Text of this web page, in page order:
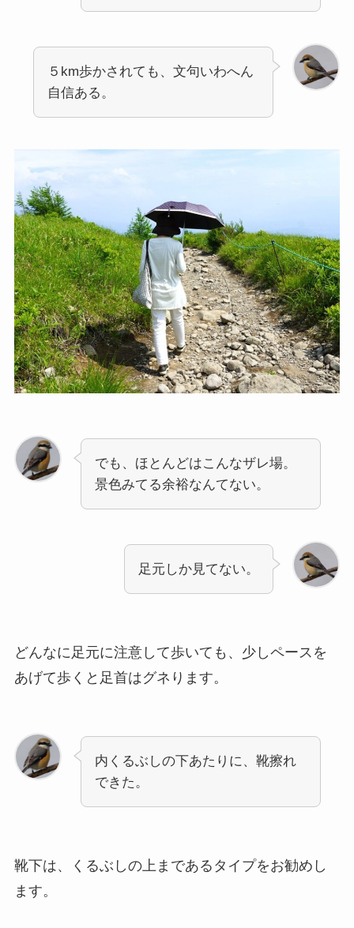
５km歩かされても、文句いわへん
自信ある。
でも、ほとんどはこんなザレ場。
景色みてる余裕なんてない。
足元しか見てない。
どんなに足元に注意して歩いても、少しペースを
あげて歩くと足首はグネります。
内くるぶしの下あたりに、靴擦れ
できた。
靴下は、くるぶしの上まであるタイプをお勧めし
ます。